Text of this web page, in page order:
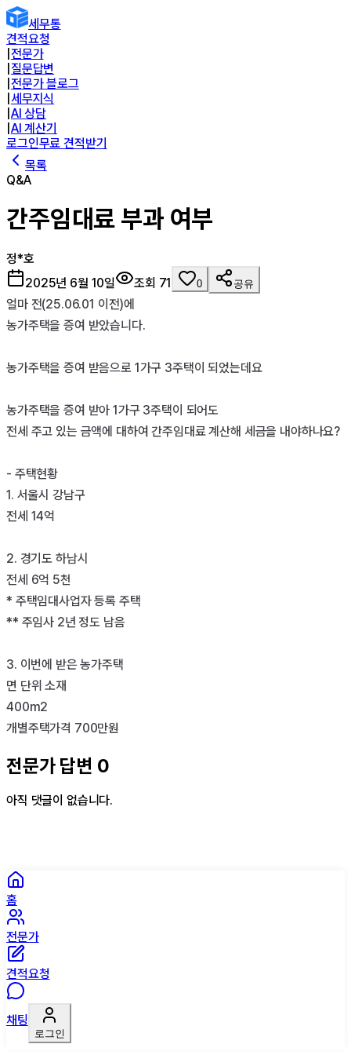
세무통
견적요청
전문가
질문답변
전문가 블로그
세무지식
AI 상담
AI 계산기
로그인무료 견적받기
목록
Q&A
간주임대료 부과 여부
정*호
2025년 6월 10일
조회 71 0 공유
얼마 전(25.06.01 이전)에
농가주택을 증여 받았습니다.
농가주택을 증여 받음으로 1가구 3주택이 되었는데요
농가주택을 증여 받아 1가구 3주택이 되어도
전세 주고 있는 금액에 대하여 간주임대료 계산해 세금을 내야하나요?
- 주택현황
1. 서울시 강남구
전세 14억
2. 경기도 하남시
전세 6억 5천
* 주택임대사업자 등록 주택
** 주임사 2년 정도 남음
3. 이번에 받은 농가주택
면 단위 소재
400m2
개별주택가격 700만원
전문가 답변 0
아직 댓글이 없습니다.
홈
전문가
견적요청
채팅
로그인